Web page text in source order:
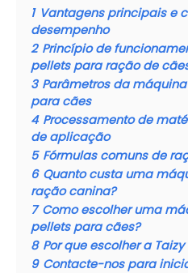
1 Vantagens principais e
desempenho
2 Princípio de
pellets para ração de
3 Parâmetros da
para cães
4 Processamento de
de aplicação
5 Fórmulas comuns de
6 Quanto custa uma
ração canina?
7 Como escolher uma
pellets para cães?
8 Por que escolher a
9 Contacte-nos para